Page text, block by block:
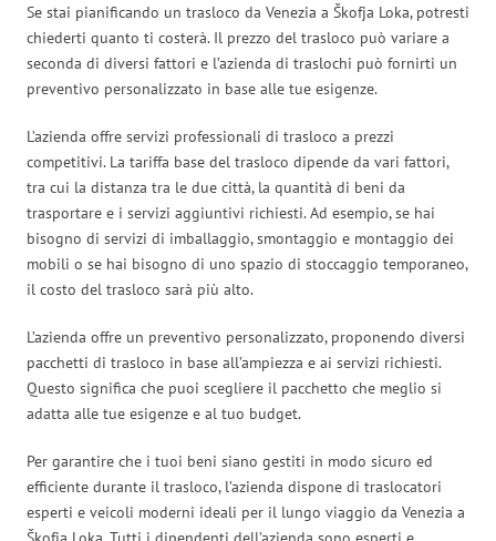
Se stai pianificando un trasloco da Venezia a Škofja Loka, potresti
chiederti quanto ti costerà. Il prezzo del trasloco può variare a
seconda di diversi fattori e l’azienda di traslochi può fornirti un
preventivo personalizzato in base alle tue esigenze.
L’azienda offre servizi professionali di trasloco a prezzi
competitivi. La tariffa base del trasloco dipende da vari fattori,
tra cui la distanza tra le due città, la quantità di beni da
trasportare e i servizi aggiuntivi richiesti. Ad esempio, se hai
bisogno di servizi di imballaggio, smontaggio e montaggio dei
mobili o se hai bisogno di uno spazio di stoccaggio temporaneo,
il costo del trasloco sarà più alto.
L’azienda offre un preventivo personalizzato, proponendo diversi
pacchetti di trasloco in base all’ampiezza e ai servizi richiesti.
Questo significa che puoi scegliere il pacchetto che meglio si
adatta alle tue esigenze e al tuo budget.
Per garantire che i tuoi beni siano gestiti in modo sicuro ed
efficiente durante il trasloco, l’azienda dispone di traslocatori
esperti e veicoli moderni ideali per il lungo viaggio da Venezia a